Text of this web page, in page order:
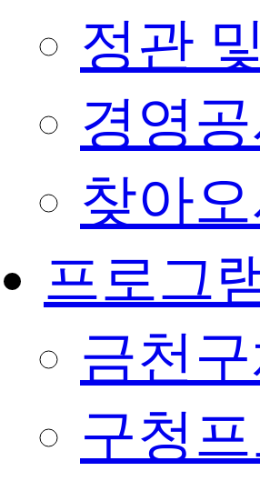
정관
경영공
찾아
프로그
금천
구청